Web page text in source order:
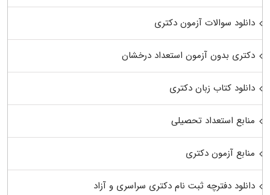
دانلود سوالات آزمون دکتری
دکتری بدون آزمون استعداد درخشان
دانلود کتاب زبان دکتری
منابع استعداد تحصیلی
منابع آزمون دکتری
دانلود دفترچه ثبت نام دکتری سراسری و آزاد